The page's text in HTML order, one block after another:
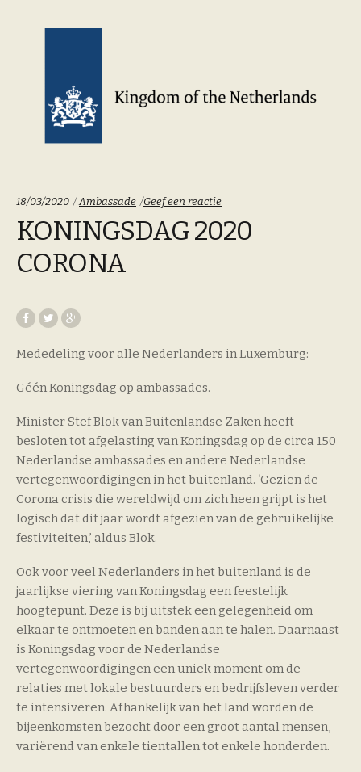
18/03/2020 Categoriën:
Ambassade Geef een reactie
KONINGSDAG 2020
CORONA
Mededeling voor alle Nederlanders in Luxemburg:
Géén Koningsdag op ambassades.
Minister Stef Blok van Buitenlandse Zaken heeft
besloten tot afgelasting van Koningsdag op de circa 150
Nederlandse ambassades en andere Nederlandse
vertegenwoordigingen in het buitenland. ‘Gezien de
Corona crisis die wereldwijd om zich heen grijpt is het
logisch dat dit jaar wordt afgezien van de gebruikelijke
festiviteiten,’ aldus Blok.
Ook voor veel Nederlanders in het buitenland is de
jaarlijkse viering van Koningsdag een feestelijk
hoogtepunt. Deze is bij uitstek een gelegenheid om
elkaar te ontmoeten en banden aan te halen. Daarnaast
is Koningsdag voor de Nederlandse
vertegenwoordigingen een uniek moment om de
relaties met lokale bestuurders en bedrijfsleven verder
te intensiveren. Afhankelijk van het land worden de
bijeenkomsten bezocht door een groot aantal mensen,
variërend van enkele tientallen tot enkele honderden.